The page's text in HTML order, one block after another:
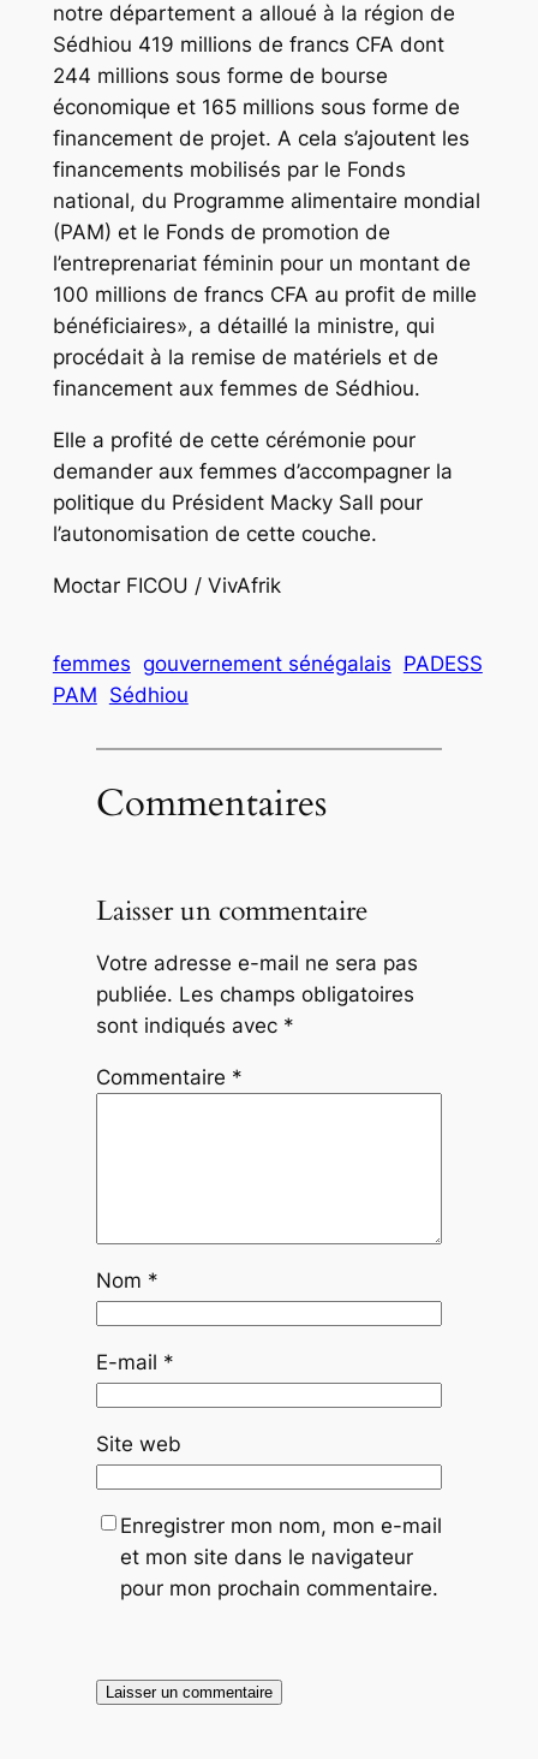
notre département a alloué à la région de
Sédhiou 419 millions de francs CFA dont
244 millions sous forme de bourse
économique et 165 millions sous forme de
financement de projet. A cela s’ajoutent les
financements mobilisés par le Fonds
national, du Programme alimentaire mondial
(PAM) et le Fonds de promotion de
l’entreprenariat féminin pour un montant de
100 millions de francs CFA au profit de mille
bénéficiaires», a détaillé la ministre, qui
procédait à la remise de matériels et de
financement aux femmes de Sédhiou.
Elle a profité de cette cérémonie pour
demander aux femmes d’accompagner la
politique du Président Macky Sall pour
l’autonomisation de cette couche.
Moctar FICOU / VivAfrik
femmes gouvernement sénégalais PADESS
PAM Sédhiou
Commentaires
Laisser un commentaire
Votre adresse e-mail ne sera pas
publiée. Les champs obligatoires
sont indiqués avec *
Commentaire *
Nom *
E-mail *
Site web
Enregistrer mon nom, mon e-mail
et mon site dans le navigateur
pour mon prochain commentaire.